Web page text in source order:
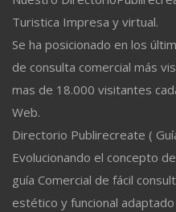
Turistica Impresa y virtual.
Se ha posicionado en los
de consulta comercial más
mas de 18.000 visitantes
Web.
Directorio Publirecreate (
Evolucionando el concepto
guía Comercial de fácil
estético y funcional